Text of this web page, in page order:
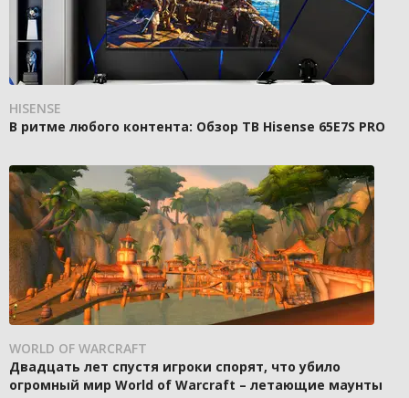
HISENSE
В ритме любого контента: Обзор ТВ Hisense 65E7S PRO
WORLD OF WARCRAFT
Двадцать лет спустя игроки спорят, что убило
огромный мир World of Warcraft – летающие маунты